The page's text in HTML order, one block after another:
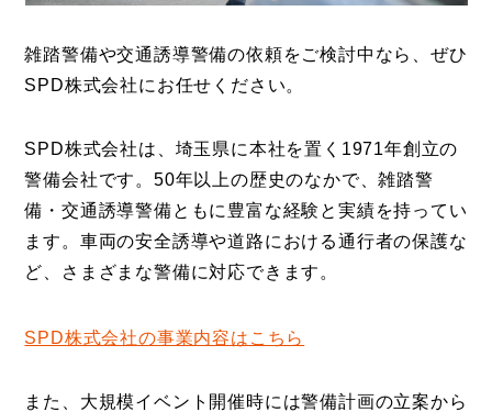
雑踏警備や交通誘導警備の依頼をご検討中なら、ぜひ
SPD株式会社にお任せください。
SPD株式会社は、埼玉県に本社を置く1971年創立の
警備会社です。50年以上の歴史のなかで、雑踏警
備・交通誘導警備ともに豊富な経験と実績を持ってい
ます。車両の安全誘導や道路における通行者の保護な
ど、さまざまな警備に対応できます。
SPD株式会社の事業内容はこちら
また、大規模イベント開催時には警備計画の立案から